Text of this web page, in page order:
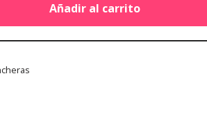
Añadir al carrito